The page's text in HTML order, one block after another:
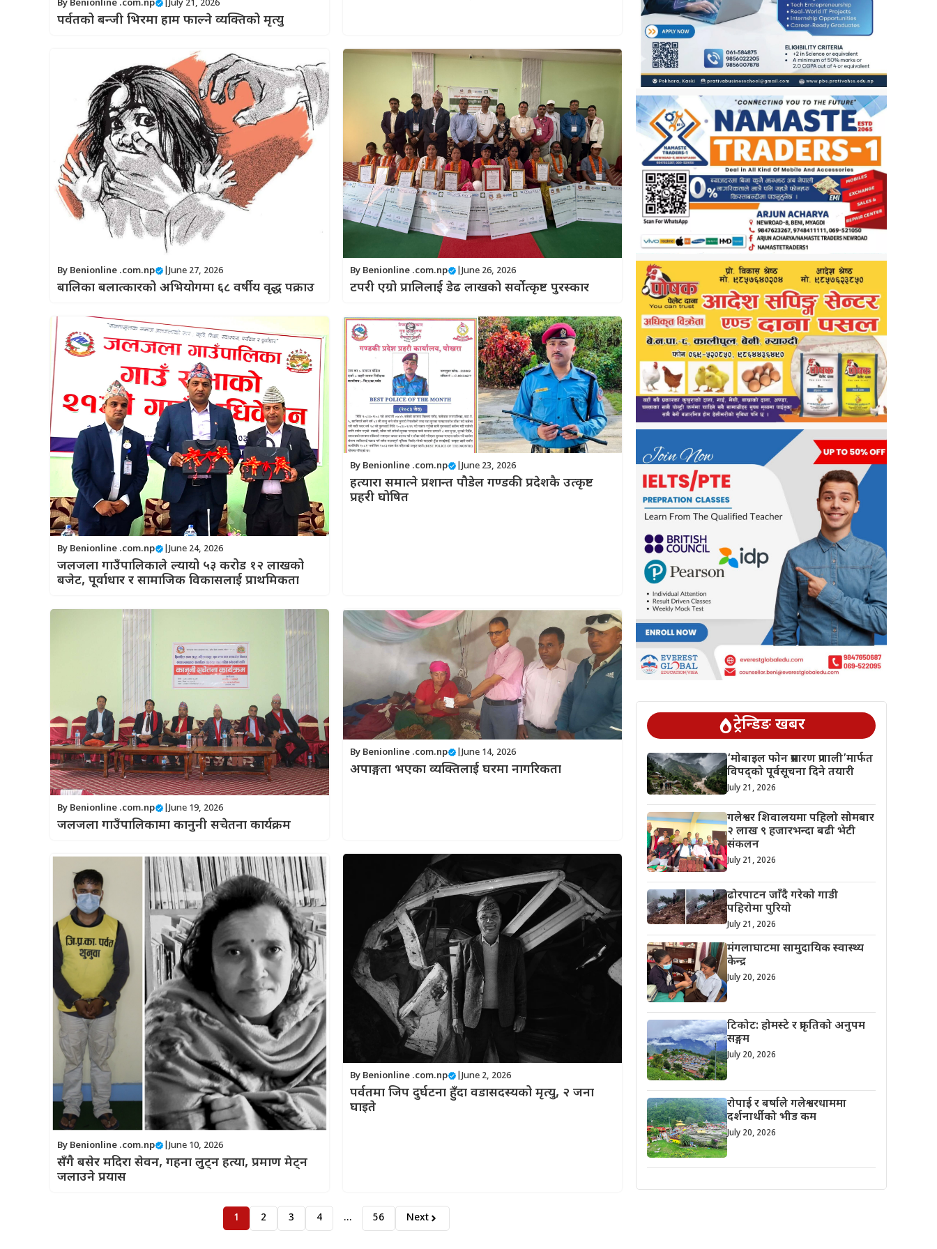
By Benionline .com.np July 21, 2026
पर्वतको बन्जी भिरमा हाम फाल्ने व्यक्तिको मृत्यु
By Benionline .com.np June 27, 2026
बालिका बलात्कारको अभियोगमा ६८ वर्षीय वृद्ध पक्राउ
By Benionline .com.np June 26, 2026
टपरी एग्रो प्रालिलाई डेढ लाखको सर्वोत्कृष्ट पुरस्कार
By Benionline .com.np June 24, 2026
जलजला गाउँपालिकाले ल्यायो ५३ करोड १२ लाखको
बजेट, पूर्वाधार र सामाजिक विकासलाई प्राथमिकता
By Benionline .com.np June 23, 2026
हत्यारा समात्ने प्रशान्त पौडेल गण्डकी प्रदेशकै उत्कृष्ट
प्रहरी घोषित
By Benionline .com.np June 19, 2026
जलजला गाउँपालिकामा कानुनी सचेतना कार्यक्रम
By Benionline .com.np June 14, 2026
अपाङ्गता भएका व्यक्तिलाई घरमा नागरिकता
By Benionline .com.np June 10, 2026
सँगै बसेर मदिरा सेवन, गहना लुट्न हत्या, प्रमाण मेट्न
जलाउने प्रयास
By Benionline .com.np June 2, 2026
पर्वतमा जिप दुर्घटना हुँदा वडासदस्यको मृत्यु, २ जना
घाइते
1 2 3 4 … 56 Next
ट्रेन्डिङ खबर
‘मोबाइल फोन प्रसारण प्रणाली’मार्फत
विपद्को पूर्वसूचना दिने तयारी
July 21, 2026
गलेश्वर शिवालयमा पहिलो सोमबार
२ लाख ९ हजारभन्दा बढी भेटी
संकलन
July 21, 2026
ढोरपाटन जाँदै गरेको गाडी
पहिरोमा पुरियो
July 21, 2026
मंगलाघाटमा सामुदायिक स्वास्थ्य
केन्द्र
July 20, 2026
टिकोट: होमस्टे र प्रकृतिको अनुपम
सङ्गम
July 20, 2026
रोपाई र बर्षाले गलेश्वरधाममा
दर्शनार्थीको भीड कम
July 20, 2026